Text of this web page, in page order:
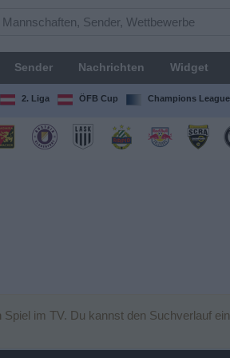
Sender Nachrichten Widget
2. Liga ÖFB Cup Champions League
im TV. Du kannst den Suchverlauf